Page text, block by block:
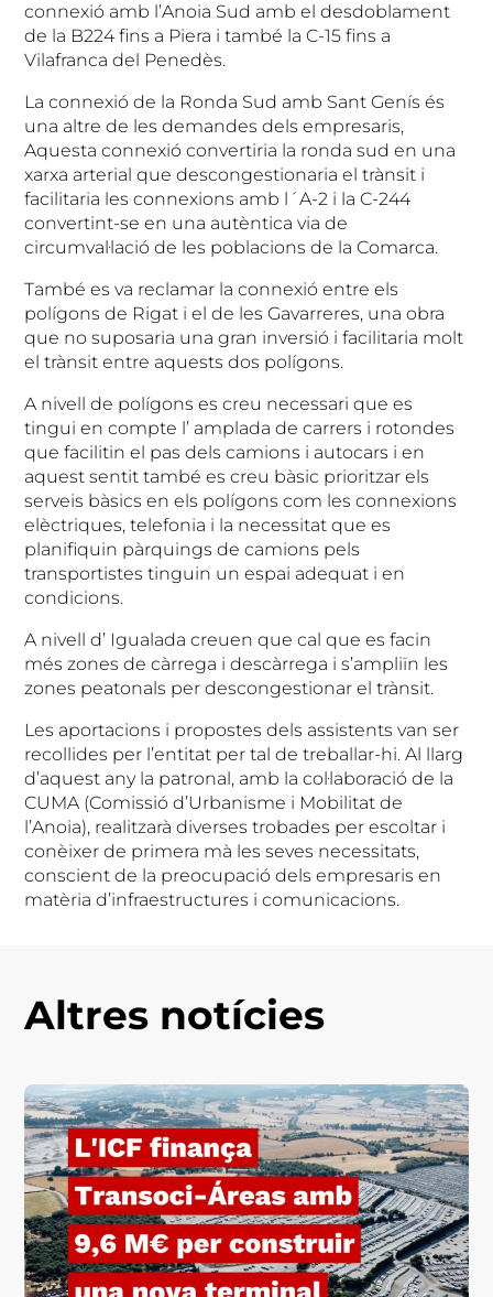
connexió amb l’Anoia Sud amb el desdoblament
de la B224 fins a Piera i també la C-15 fins a
Vilafranca del Penedès.
La connexió de la Ronda Sud amb Sant Genís és
una altre de les demandes dels empresaris,
Aquesta connexió convertiria la ronda sud en una
xarxa arterial que descongestionaria el trànsit i
facilitaria les connexions amb l´A-2 i la C-244
convertint-se en una autèntica via de
circumval·lació de les poblacions de la Comarca.
També es va reclamar la connexió entre els
polígons de Rigat i el de les Gavarreres, una obra
que no suposaria una gran inversió i facilitaria molt
el trànsit entre aquests dos polígons.
A nivell de polígons es creu necessari que es
tingui en compte l’ amplada de carrers i rotondes
que facilitin el pas dels camions i autocars i en
aquest sentit també es creu bàsic prioritzar els
serveis bàsics en els polígons com les connexions
elèctriques, telefonia i la necessitat que es
planifiquin pàrquings de camions pels
transportistes tinguin un espai adequat i en
condicions.
A nivell d’ Igualada creuen que cal que es facin
més zones de càrrega i descàrrega i s’ampliïn les
zones peatonals per descongestionar el trànsit.
Les aportacions i propostes dels assistents van ser
recollides per l’entitat per tal de treballar-hi. Al llarg
d’aquest any la patronal, amb la col·laboració de la
CUMA (Comissió d’Urbanisme i Mobilitat de
l’Anoia), realitzarà diverses trobades per escoltar i
conèixer de primera mà les seves necessitats,
conscient de la preocupació dels empresaris en
matèria d’infraestructures i comunicacions.
Altres notícies